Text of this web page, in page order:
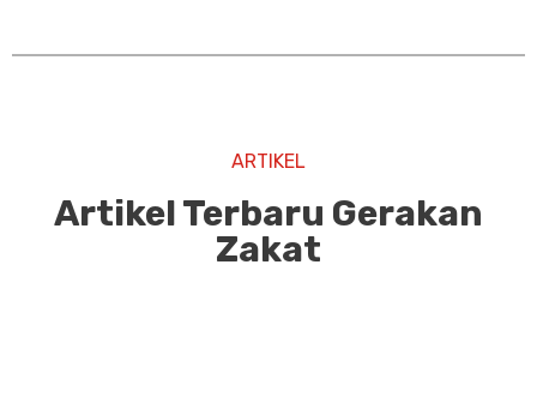
ARTIKEL
Artikel Terbaru Gerakan
Zakat